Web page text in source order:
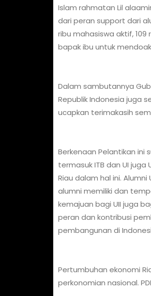
Islam rahmatan Lil
dari peran support dari
ribu mahasiswa aktif,
bapak ibu untuk
Dalam sambutannya
Republik Indonesia juga
ucapkan terimakasih
Berkenaan Pelantikan ini
termasuk ITB dan UI
Riau dalam hal ini.
alumni memiliki dan
kemajuan bagi UII juga
peran dan kontribusi
pembangunan di
Pertumbuhan ekonomi
perkonomian nasional.